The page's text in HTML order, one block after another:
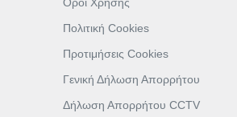
Πολιτική Cookies
Προτιμήσεις Cookies
Γενική Δήλωση Απορρήτου
Δήλωση Απορρήτου CCTV